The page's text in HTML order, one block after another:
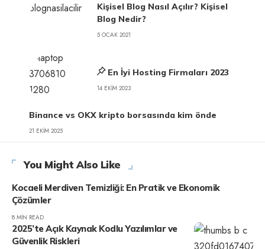
Kişisel Blog Nasıl Açılır? Kişisel
Blog Nedir?
5 OCAK 2021
En İyi Hosting Firmaları 2023
14 EKIM 2023
Binance vs OKX kripto borsasında kim önde
21 EKIM 2025
You Might Also Like
Kocaeli Merdiven Temizliği: En Pratik ve Ekonomik
Çözümler
8 MIN READ
2025’te Açık Kaynak Kodlu Yazılımlar ve
Güvenlik Riskleri